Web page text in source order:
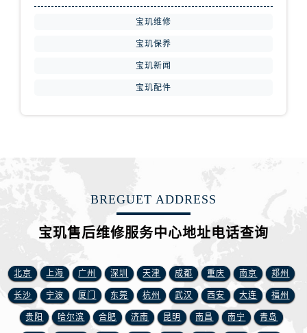
江苏省南京市秦淮区中山南路1号南京中心22层22-C1-C3室宝玑售后服务中心（需提前预约）
江苏省宿迁市宿城区西湖路宝玑售后服务中心（需提前预约）
江苏省泰州市海陵区永定东路399号置地商务中心东塔（华润万象城）17层1706室宝玑售后服务中心（需提前预约）
江苏省徐州市鼓楼区淮海东路29号苏宁广场IFC国际金融中心35层3508室宝玑售后服务中心（需提前预约）
宝玑维修
宝玑保养
宝玑新闻
宝玑配件
BREGUET ADDRESS
宝玑售后维修服务中心地址电话查询
北京 上海 广州 深圳 天津 成都 重庆 南京 郑州
长沙 宁波 厦门 东莞 杭州 武汉 西安 大连 福州
贵阳 哈尔滨 合肥 济南 昆明 南昌 南宁 青岛